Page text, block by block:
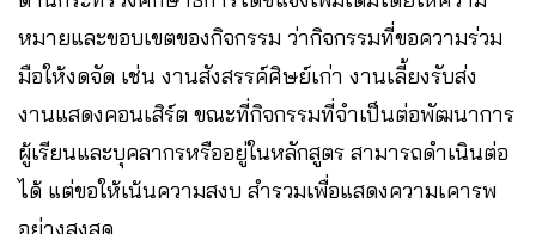
หมายและขอบเขตของกิจกรรม ว่ากิจกรรมที่ขอความร่วม
มือให้งดจัด เช่น งานสังสรรค์ศิษย์เก่า งานเลี้ยงรับส่ง
งานแสดงคอนเสิร์ต ขณะที่กิจกรรมที่จำเป็นต่อพัฒนาการ
ผู้เรียนและบุคลากรหรืออยู่ในหลักสูตร สามารถดำเนินต่อ
ได้ แต่ขอให้เน้นความสงบ สำรวมเพื่อแสดงความเคารพ